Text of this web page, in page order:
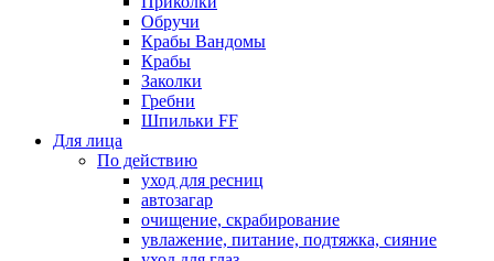
Обручи
Крабы Вандомы
Крабы
Заколки
Гребни
Шпильки FF
Для лица
По действию
уход для ресниц
автозагар
очищение, скрабирование
увлажение, питание, подтяжка, сияние